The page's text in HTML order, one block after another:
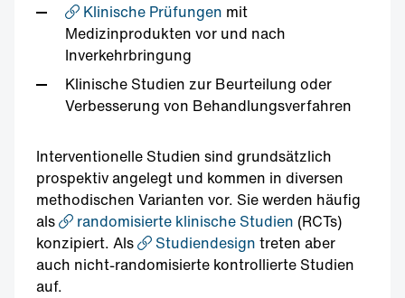
Klinische Prüfungen mit
Medizinprodukten vor und nach
Inverkehrbringung
Klinische Studien zur Beurteilung oder
Verbesserung von Behandlungsverfahren
Interventionelle Studien sind grundsätzlich
prospektiv angelegt und kommen in diversen
methodischen Varianten vor. Sie werden häufig
als
randomisierte klinische Studien (RCTs)
konzipiert. Als
Studiendesign treten aber
auch nicht-randomisierte kontrollierte Studien
auf.